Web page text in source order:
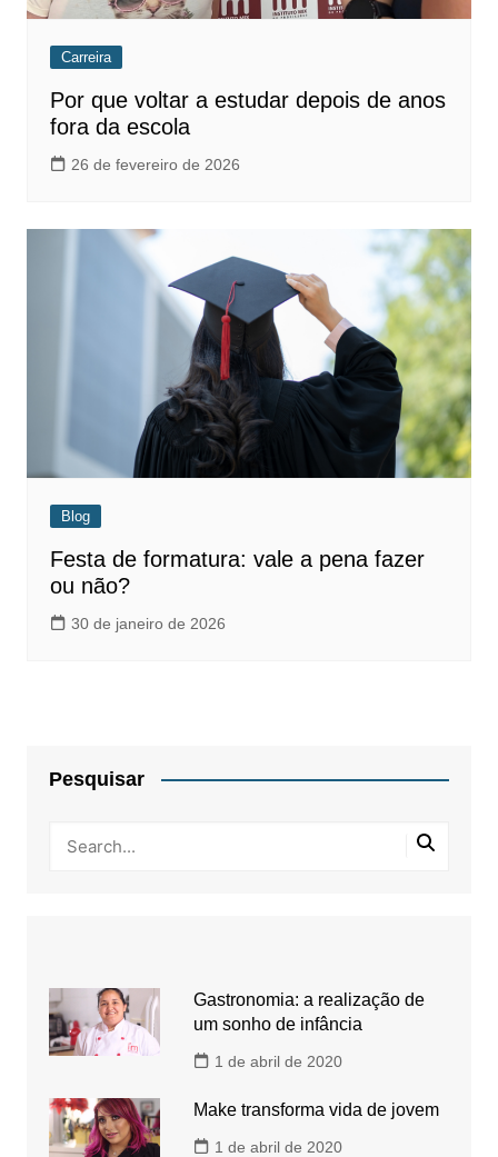
Carreira
Por que voltar a estudar depois de anos
fora da escola
26 de fevereiro de 2026
Blog
Festa de formatura: vale a pena fazer
ou não?
30 de janeiro de 2026
Pesquisar
Gastronomia: a realização de
um sonho de infância
1 de abril de 2020
Make transforma vida de jovem
1 de abril de 2020